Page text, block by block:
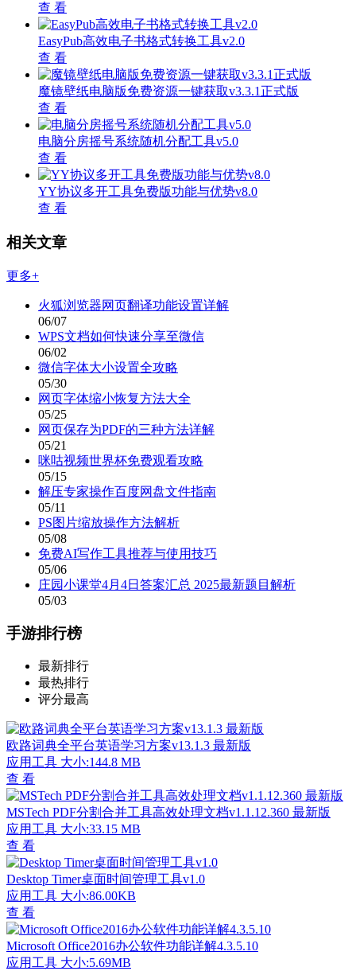
查 看
EasyPub高效电子书格式转换工具v2.0
查 看
魔镜壁纸电脑版免费资源一键获取v3.3.1正式版
查 看
电脑分房摇号系统随机分配工具v5.0
查 看
YY协议多开工具免费版功能与优势v8.0
查 看
相关文章
更多+
火狐浏览器网页翻译功能设置详解
06/07
WPS文档如何快速分享至微信
06/02
微信字体大小设置全攻略
05/30
网页字体缩小恢复方法大全
05/25
网页保存为PDF的三种方法详解
05/21
咪咕视频世界杯免费观看攻略
05/15
解压专家操作百度网盘文件指南
05/11
PS图片缩放操作方法解析
05/08
免费AI写作工具推荐与使用技巧
05/06
庄园小课堂4月4日答案汇总 2025最新题目解析
05/03
手游排行榜
最新排行
最热排行
评分最高
欧路词典全平台英语学习方案v13.1.3 最新版
应用工具 大小:144.8 MB
查 看
MSTech PDF分割合并工具高效处理文档v1.1.12.360 最新版
应用工具 大小:33.15 MB
查 看
Desktop Timer桌面时间管理工具v1.0
应用工具 大小:86.00KB
查 看
Microsoft Office2016办公软件功能详解4.3.5.10
应用工具 大小:5.69MB